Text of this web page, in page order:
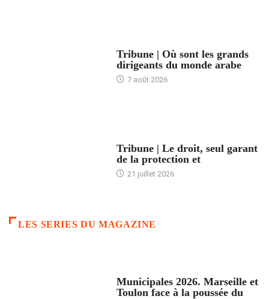
Tribune | Où sont les grands
dirigeants du monde arabe
7 août 2026
Tribune | Le droit, seul garant
de la protection et
21 juillet 2026
LES SERIES DU MAGAZINE
Municipales 2026. Marseille et
Toulon face à la poussée du